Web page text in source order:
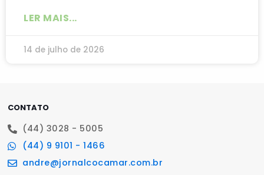
LER MAIS...
14 de julho de 2026
CONTATO
(44) 3028 - 5005
(44) 9 9101 - 1466
andre@jornalcocamar.com.br